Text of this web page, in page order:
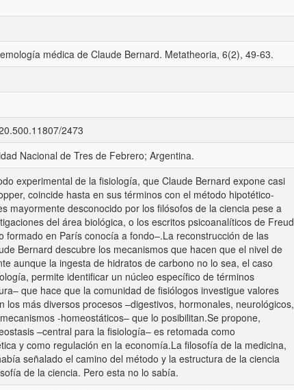
médica de Claude Bernard. Metatheoria, 6(2), 49-63.
2473
Nacional de Tres de Febrero; Argentina.
experimental de la fisiología, que Claude Bernard expone casi
coincide hasta en sus términos con el método hipotético-
mayormente desconocido por los filósofos de la ciencia pese a
del área biológica, o los escritos psicoanalíticos de Freud
formado en París conocía a fondo–.La reconstrucción de las
Bernard descubre los mecanismos que hacen que el nivel de
aunque la ingesta de hidratos de carbono no lo sea, el caso
permite identificar un núcleo específico de términos
que hace que la comunidad de fisiólogos investigue valores
los más diversos procesos –digestivos, hormonales, neurológicos,
-homeostáticos– que lo posibilitan.Se propone,
–central para la fisiología– es retomada como
y como regulación en la economía.La filosofía de la medicina,
señalado el camino del método y la estructura de la ciencia
de la ciencia. Pero esta no lo sabía.